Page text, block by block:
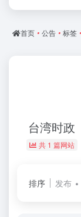
首页 • 公告 • 标签 •
台湾时政
共 1 篇网站
排序 发布